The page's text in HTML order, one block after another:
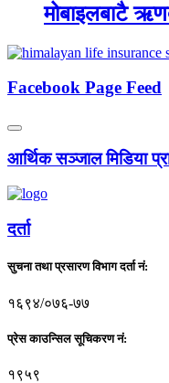
मोबाइलबाटै
Facebook Page Feed
आर्थिक सञ्जाल मिडिया
दर्ता
सुचना तथा प्रसारण विभाग दर्ता नं:
१६९४/०७६-७७
प्रेस काउन्सिल सूचिकरण नं:
१९५९